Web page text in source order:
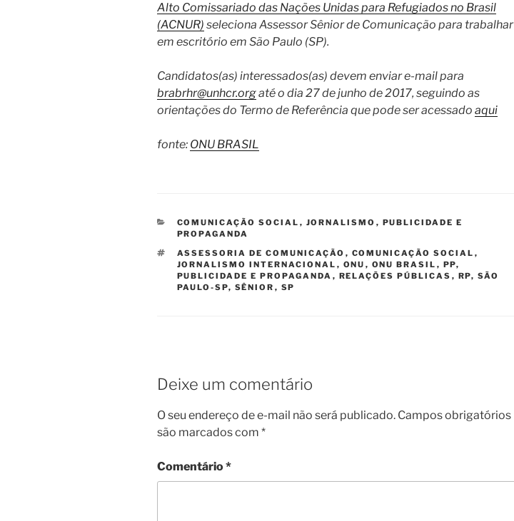
Alto Comissariado das Nações Unidas para Refugiados no Brasil
(ACNUR) seleciona Assessor Sênior de Comunicação para trabalhar
em escritório em São Paulo (SP).
Candidatos(as) interessados(as) devem enviar e-mail para
brabrhr@unhcr.orgaté o dia 27 de junho de 2017, seguindo as
orientações do Termo de Referência que pode ser acessado aqui
fonte: ONU BRASIL
CATEGORIAS
COMUNICAÇÃO SOCIAL , JORNALISMO , PUBLICIDADE E
PROPAGANDA
TAGS
ASSESSORIA DE COMUNICAÇÃO , COMUNICAÇÃO SOCIAL ,
JORNALISMO INTERNACIONAL , ONU , ONU BRASIL , PP,
PUBLICIDADE E PROPAGANDA , RELAÇÕES PÚBLICAS , RP, SÃO
PAULO-SP, SÊNIOR , SP
Deixe um comentário
O seu endereço de e-mail não será publicado. Campos obrigatórios
são marcados com *
Comentário*